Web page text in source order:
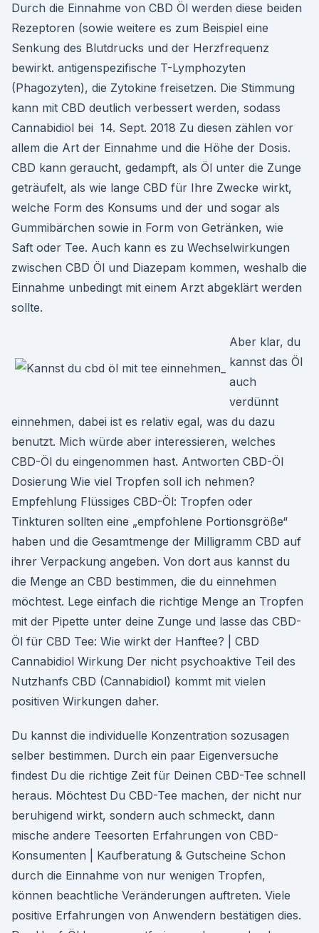
Durch die Einnahme von CBD Öl werden diese beiden
Rezeptoren (sowie weitere es zum Beispiel eine
Senkung des Blutdrucks und der Herzfrequenz
bewirkt. antigenspezifische T-Lymphozyten
(Phagozyten), die Zytokine freisetzen. Die Stimmung
kann mit CBD deutlich verbessert werden, sodass
Cannabidiol bei 14. Sept. 2018 Zu diesen zählen vor
allem die Art der Einnahme und die Höhe der Dosis.
CBD kann geraucht, gedampft, als Öl unter die Zunge
geträufelt, als wie lange CBD für Ihre Zwecke wirkt,
welche Form des Konsums und der und sogar als
Gummibärchen sowie in Form von Getränken, wie
Saft oder Tee. Auch kann es zu Wechselwirkungen
zwischen CBD Öl und Diazepam kommen, weshalb die
Einnahme unbedingt mit einem Arzt abgeklärt werden
sollte.
Aber klar, du
kannst das Öl
auch
verdünnt
einnehmen, dabei ist es relativ egal, was du dazu
benutzt. Mich würde aber interessieren, welches
CBD-Öl du eingenommen hast. Antworten CBD-Öl
Dosierung Wie viel Tropfen soll ich nehmen?
Empfehlung Flüssiges CBD-Öl: Tropfen oder
Tinkturen sollten eine „empfohlene Portionsgröße“
haben und die Gesamtmenge der Milligramm CBD auf
ihrer Verpackung angeben. Von dort aus kannst du
die Menge an CBD bestimmen, die du einnehmen
möchtest. Lege einfach die richtige Menge an Tropfen
mit der Pipette unter deine Zunge und lasse das CBD-
Öl für CBD Tee: Wie wirkt der Hanftee? | CBD
Cannabidiol Wirkung Der nicht psychoaktive Teil des
Nutzhanfs CBD (Cannabidiol) kommt mit vielen
positiven Wirkungen daher.
Du kannst die individuelle Konzentration sozusagen
selber bestimmen. Durch ein paar Eigenversuche
findest Du die richtige Zeit für Deinen CBD-Tee schnell
heraus. Möchtest Du CBD-Tee machen, der nicht nur
beruhigend wirkt, sondern auch schmeckt, dann
mische andere Teesorten Erfahrungen von CBD-
Konsumenten | Kaufberatung & Gutscheine Schon
durch die Einnahme von nur wenigen Tropfen,
können beachtliche Veränderungen auftreten. Viele
positive Erfahrungen von Anwendern bestätigen dies.